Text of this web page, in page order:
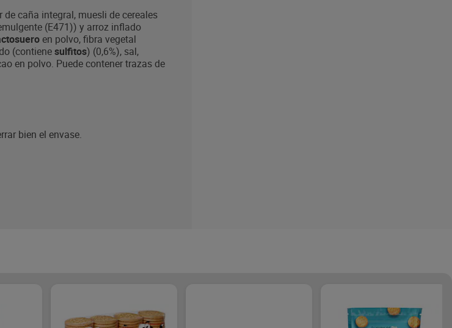
caña integral, muesli de cereales
(E471)) y arroz inflado
en polvo, fibra vegetal
(contienesulfitos) (0,6%), sal,
en polvo. Puede contener trazas de
bien el envase.